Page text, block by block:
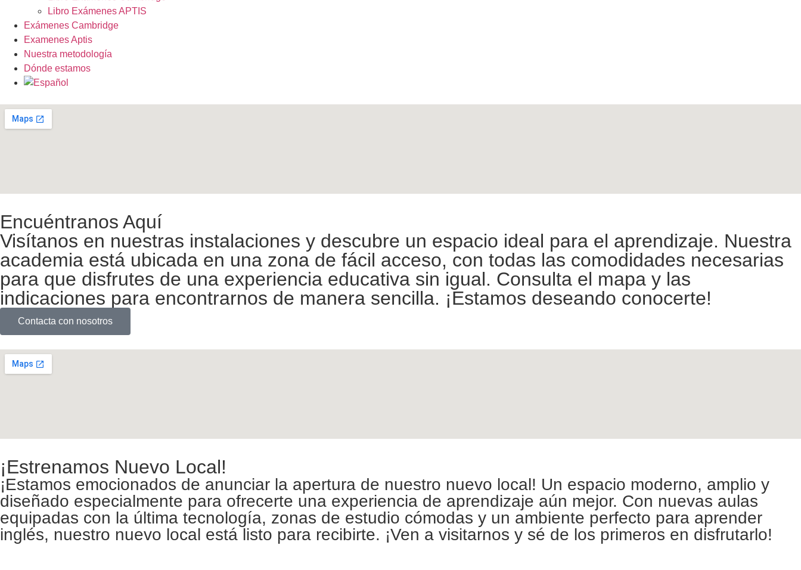
Libro Exámenes APTIS
Exámenes Cambridge
Examenes Aptis
Nuestra metodología
Dónde estamos
Encuéntranos Aquí
Visítanos en nuestras instalaciones y descubre un espacio ideal para el aprendizaje. Nuestra
academia está ubicada en una zona de fácil acceso, con todas las comodidades necesarias
para que disfrutes de una experiencia educativa sin igual. Consulta el mapa y las
indicaciones para encontrarnos de manera sencilla. ¡Estamos deseando conocerte!
Contacta con nosotros
¡Estrenamos Nuevo Local!
¡Estamos emocionados de anunciar la apertura de nuestro nuevo local! Un espacio moderno, amplio y
diseñado especialmente para ofrecerte una experiencia de aprendizaje aún mejor. Con nuevas aulas
equipadas con la última tecnología, zonas de estudio cómodas y un ambiente perfecto para aprender
inglés, nuestro nuevo local está listo para recibirte. ¡Ven a visitarnos y sé de los primeros en disfrutarlo!